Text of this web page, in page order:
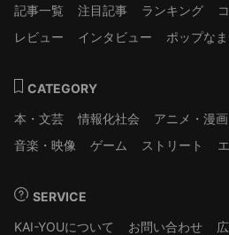
記事一覧
注目記事 ランキング
レビュー
インタビュー ポップな
CATEGORY
本・文芸
情報化社会 アニメ・漫画
音楽・映像
ゲーム ストリート
SERVICE
KAI-YOUについて
お問い合わせ